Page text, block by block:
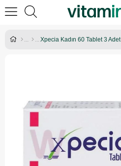
Xpecia Kadın 60 Tablet 3 Adet